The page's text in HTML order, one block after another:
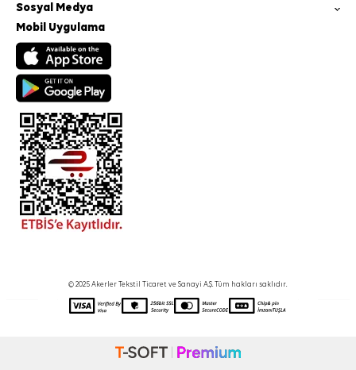
Sosyal Medya
Mobil Uygulama
© 2025 Akerler Tekstil Ticaret ve Sanayi A.Ş. Tüm hakları saklıdır.